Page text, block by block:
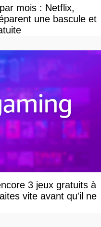
mois : Netflix,
une bascule et
3 jeux gratuits à
vite avant qu'il ne